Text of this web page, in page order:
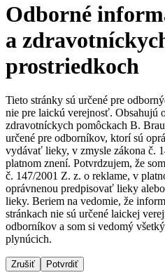
Nutričná terapia
Onkológia
Ortopédia
Prevencia a
Spinálna chirurgia
Starostlivosť o
Uzatváranie rán
Riešenia
Terapie
Dialyzačné strediská
B. Braun Avitum poskytuje
vo všetkých svojich
informácií nájdete na stránke
Nájdite si prácu u nás​
Objavte svoje kariérne
trh práce​ pre zaujímavé
Kontakt
Kontaktný
Spoločnosť
Médiá
Kontakt
Odborné
a
prostriedkoch
Tieto stránky sú určené pre
nie pre laickú verejnosť. Obsahujú
zdravotníckych pomôckach B.
určené pre odborníkov, ktorí sú
vydávať lieky, v zmysle zákona č.
platnom znení. Potvrdzujem, že
č. 147/2001 Z. z. o reklame, v
oprávnenou predpisovať lieky
lieky. Beriem na vedomie, že
stránkach nie sú určené laickej
odborníkov a som si vedomý
plynúcich.
Zrušiť Potvrdiť